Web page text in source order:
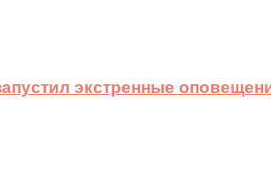
экстренные